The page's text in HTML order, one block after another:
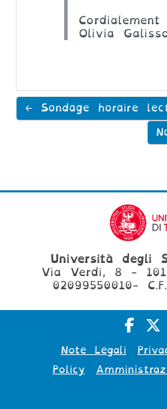
Cordialement
Olivia
← Sondage horaire
Università degli
Via Verdi, 8 -
02099550010-
Note Legali
Policy